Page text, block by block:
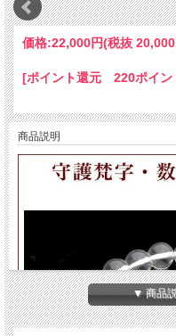
価格:22,000円(税抜
[ポイント還元 220ポイン
商品説明
▼ 商品